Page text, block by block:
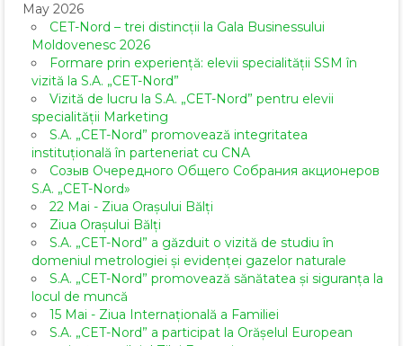
May 2026
CET-Nord – trei distincții la Gala Businessului
Moldovenesc 2026
Formare prin experiență: elevii specialității SSM în
vizită la S.A. „CET-Nord”
Vizită de lucru la S.A. „CET-Nord” pentru elevii
specialității Marketing
S.A. „CET-Nord” promovează integritatea
instituțională în parteneriat cu CNA
Созыв Очередного Общего Собрания акционеров
S.A. „CET-Nord»
22 Mai - Ziua Orașului Bălți
Ziua Orașului Bălți
S.A. „CET-Nord” a găzduit o vizită de studiu în
domeniul metrologiei și evidenței gazelor naturale
S.A. „CET-Nord” promovează sănătatea și siguranța la
locul de muncă
15 Mai - Ziua Internațională a Familiei
S.A. „CET-Nord” a participat la Orășelul European